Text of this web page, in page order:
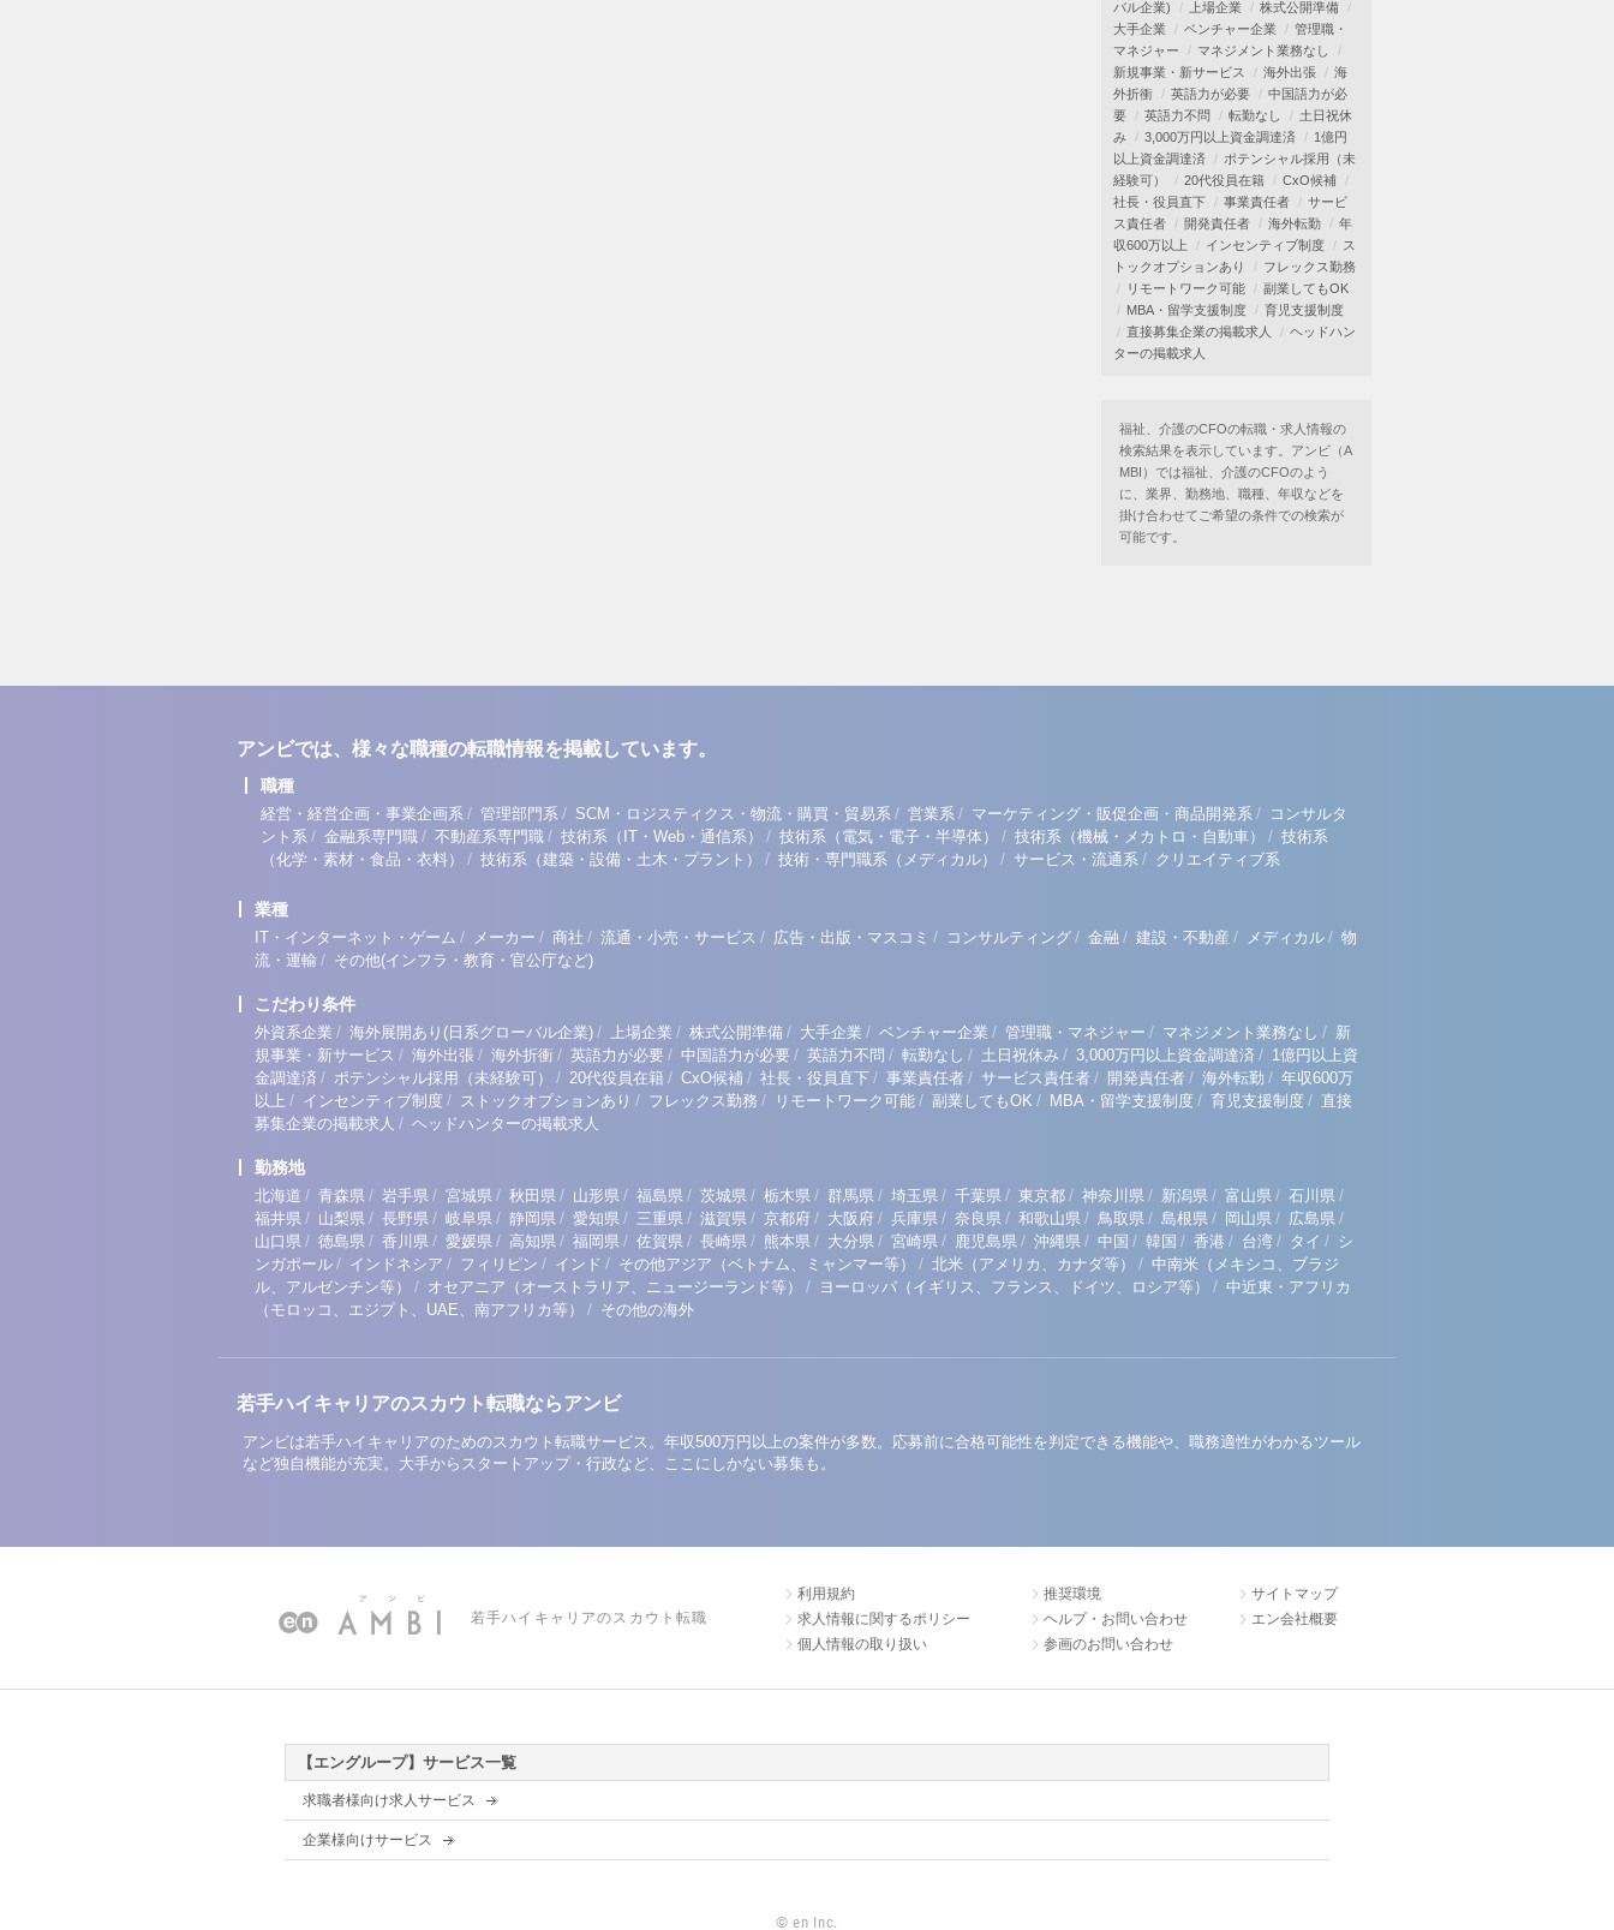
バル企業)
上場企業
株式公開準備
大手企業
ベンチャー企業
管理職・
マネジャー
マネジメント業務なし
新規事業・新サービス
海外出張
海
外折衝
英語力が必要
中国語力が必
要
英語力不問 転勤なし
土日祝休
み
3,000万円以上資金調達済
1億円
以上資金調達済
ポテンシャル採用（未
経験可）
20代役員在籍
CxO候補
社長・役員直下
事業責任者
サービ
ス責任者
開発責任者 海外転勤
年
収600万以上
インセンティブ制度
ス
トックオプションあり
フレックス勤務
リモートワーク可能
副業してもOK
MBA・留学支援制度
育児支援制度
直接募集企業の掲載求人
ヘッドハン
ターの掲載求人
福祉、介護のCFOの転職・求人情報の
検索結果を表示しています。アンビ（A
MBI）では福祉、介護のCFOのよう
に、業界、勤務地、職種、年収などを
掛け合わせてご希望の条件での検索が
可能です。
アンビでは、様々な職種の転職情報を掲載しています。
職種
経営・経営企画・事業企画系 / 管理部門系 / SCM・ロジスティクス・物流・購買・貿易系 / 営業系 / マーケティング・販促企画・商品開発系 / コンサルタ
ント系 / 金融系専門職 / 不動産系専門職 / 技術系（IT・Web・通信系） / 技術系（電気・電子・半導体） / 技術系（機械・メカトロ・自動車） / 技術系
（化学・素材・食品・衣料）
/ 技術系（建築・設備・土木・プラント） / 技術・専門職系（メディカル） / サービス・流通系 / クリエイティブ系
業種
IT・インターネット・ゲーム / メーカー / 商社 / 流通・小売・サービス / 広告・出版・マスコミ / コンサルティング / 金融 / 建設・不動産 / メディカル / 物
流・運輸 / その他(インフラ・教育・官公庁など)
こだわり条件
外資系企業 / 海外展開あり(日系グローバル企業) / 上場企業 / 株式公開準備 / 大手企業 / ベンチャー企業 / 管理職・マネジャー / マネジメント業務なし / 新
規事業・新サービス / 海外出張 / 海外折衝 / 英語力が必要 / 中国語力が必要 / 英語力不問 / 転勤なし / 土日祝休み / 3,000万円以上資金調達済 / 1億円以上資
金調達済 / ポテンシャル採用（未経験可） / 20代役員在籍 / CxO候補 / 社長・役員直下 / 事業責任者 / サービス責任者 / 開発責任者 / 海外転勤 / 年収600万
以上 / インセンティブ制度 / ストックオプションあり / フレックス勤務 / リモートワーク可能 / 副業してもOK / MBA・留学支援制度 / 育児支援制度 / 直接
募集企業の掲載求人 / ヘッドハンターの掲載求人
勤務地
北海道 / 青森県 / 岩手県 / 宮城県 / 秋田県 / 山形県 / 福島県 / 茨城県 / 栃木県 / 群馬県 / 埼玉県 / 千葉県 / 東京都 / 神奈川県 / 新潟県 / 富山県 / 石川県 /
福井県 / 山梨県 / 長野県 / 岐阜県 / 静岡県 / 愛知県 / 三重県 / 滋賀県 / 京都府 / 大阪府 / 兵庫県 / 奈良県 / 和歌山県 / 鳥取県 / 島根県 / 岡山県 / 広島県 /
山口県 / 徳島県 / 香川県 / 愛媛県 / 高知県 / 福岡県 / 佐賀県 / 長崎県 / 熊本県 / 大分県 / 宮崎県 / 鹿児島県 / 沖縄県 / 中国 / 韓国 / 香港 / 台湾 / タイ / シ
ンガポール / インドネシア / フィリピン / インド / その他アジア（ベトナム、ミャンマー等） / 北米（アメリカ、カナダ等） / 中南米（メキシコ、ブラジ
ル、アルゼンチン等）
/ オセアニア（オーストラリア、ニュージーランド等） / ヨーロッパ（イギリス、フランス、ドイツ、ロシア等） / 中近東・アフリカ
（モロッコ、エジプト、UAE、南アフリカ等）
/ その他の海外
若手ハイキャリアのスカウト転職ならアンビ
アンビは若手ハイキャリアのためのスカウト転職サービス。年収500万円以上の案件が多数。応募前に合格可能性を判定できる機能や、職務適性がわかるツール
など独自機能が充実。大手からスタートアップ・行政など、ここにしかない募集も。
若手ハイキャリアのスカウト転職
利用規約
求人情報に関するポリシー
個人情報の取り扱い
推奨環境
ヘルプ・お問い合わせ
参画のお問い合わせ
サイトマップ
エン会社概要
【エングループ】サービス一覧
求職者様向け求人サービス
企業様向けサービス
© en Inc.